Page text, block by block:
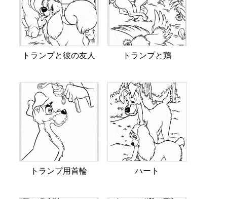
トランプと彼の友人 トランプと鶏
トランプ用首輪 ハート